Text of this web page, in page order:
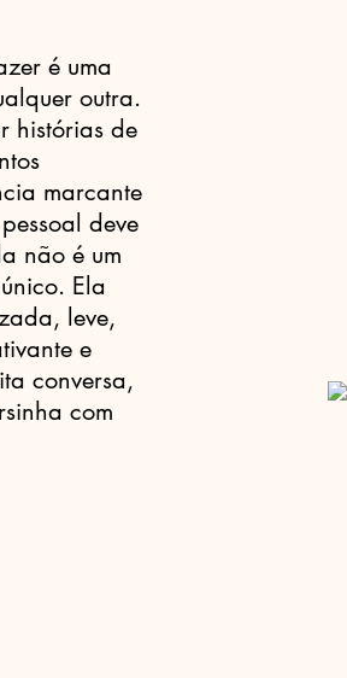
é uma
outra.
histórias de
marcante
deve
não é um
Ela
leve,
e
conversa,
com